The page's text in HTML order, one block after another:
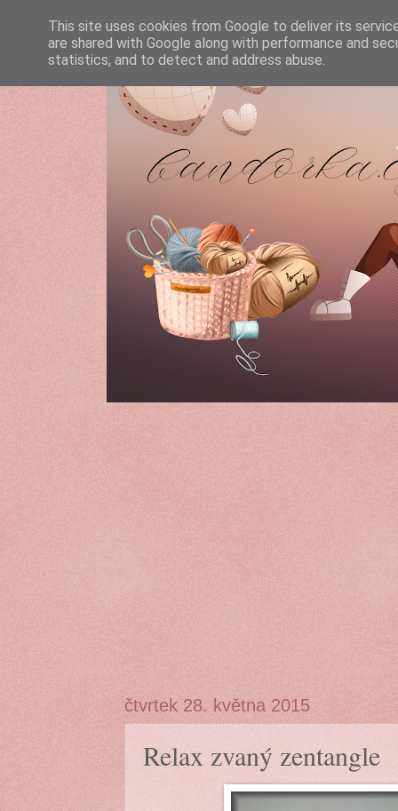
čtvrtek 28. května 2015
Relax zvaný zentangle
This site uses cookies from Google to deliver its
are shared with Google along with performance and
statistics, and to detect and address abuse.